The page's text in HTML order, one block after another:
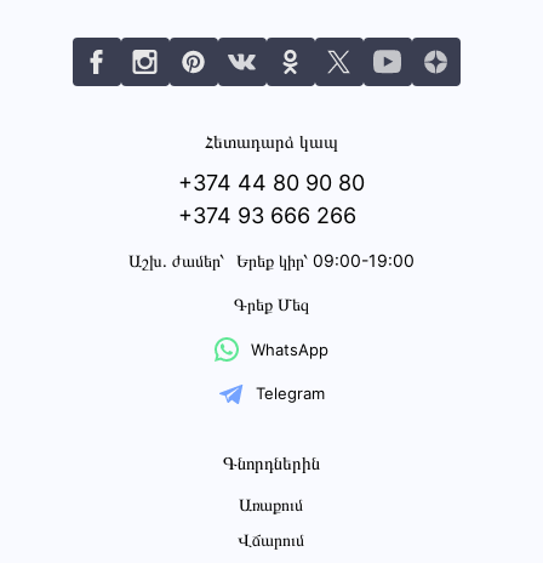
Հետադարձ կապ
+374 44 80 90 80
+374 93 666 266
Աշխ․ ժամեր՝ Երեք կիր՝ 09:00-19:00
Գրեք Մեզ
WhatsApp
Telegram
Գնորդներին
Առաքում
Վճարում